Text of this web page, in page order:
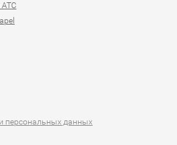
АТС
персональных данных